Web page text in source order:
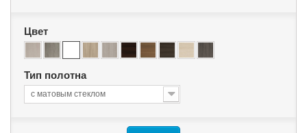
Цвет
Тип полотна
с матовым стеклом